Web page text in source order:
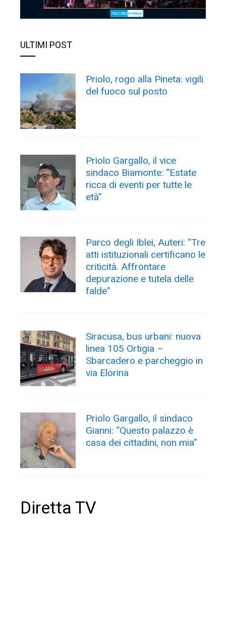
ULTIMI POST
Priolo, rogo alla Pineta: vigili
del fuoco sul posto
Priolo Gargallo, il vice
sindaco Biamonte: “Estate
ricca di eventi per tutte le
età”
Parco degli Iblei, Auteri: “Tre
atti istituzionali certificano le
criticità. Affrontare
depurazione e tutela delle
falde”
Siracusa, bus urbani: nuova
linea 105 Ortigia –
Sbarcadero e parcheggio in
via Elorina
Priolo Gargallo, il sindaco
Gianni: “Questo palazzo è
casa dei cittadini, non mia”
Diretta TV